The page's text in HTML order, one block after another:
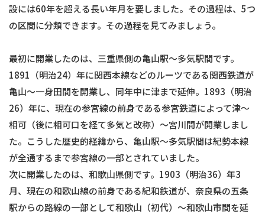
設には60年を超える長い年月を要しました。その過程は、5つ
の区間に分類できます。その過程を見てみましょう。
最初に開業したのは、三重県側の亀山駅〜多気駅間です。
1891（明治24）年に関西本線などのルーツである関西鉄道が
亀山〜一身田間を開業し、同年中に津まで延伸。1893（明治
26）年に、現在の参宮線の前身である参宮鉄道によって津〜
相可（後に相可口を経て多気と改称）〜宮川間が開業しまし
た。こうした歴史的経緯から、亀山駅〜多気駅間は紀勢本線
が全通するまで参宮線の一部とされていました。
次に開業したのは、和歌山県側です。1903（明治36）年3
月、現在の和歌山線の前身である紀和鉄道が、奈良県の五条
駅からの路線の一部として和歌山（初代）〜和歌山市間を延